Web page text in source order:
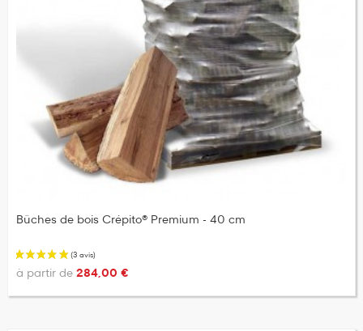
Bûches de bois Crépito® Premium - 40 cm
à partir de 284,00 €